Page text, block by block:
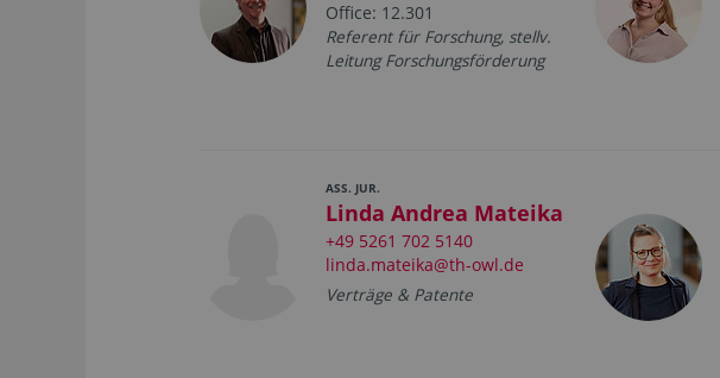
Office: 12.301
Referent für Forschung, stellv.
Leitung Forschungsförderung
ASS. JUR.
Linda Andrea Mateika
+49 5261 702 5140
linda.mateika@th-owl.de
Verträge & Patente